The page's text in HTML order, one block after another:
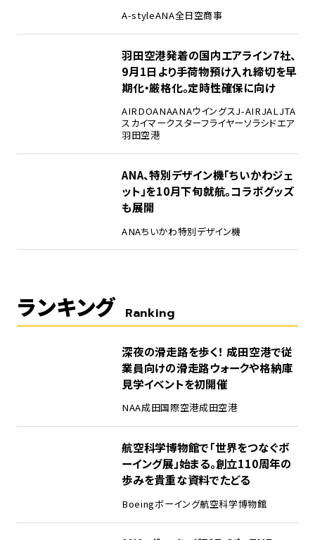
A-styleANA全日空商事
羽田空港発着の国内エアライン7社、
9月1日より手荷物預け入れ締切を早
期化・厳格化。定時性確保に向け
AIRDOANAANAウイングスJ-AIRJALJTA
スカイマークスターフライヤーソラシドエア
羽田空港
ANA、特別デザイン機「ちいかわジェ
ット」を10月下旬就航。コラボグッズ
も展開
ANAちいかわ特別デザイン機
ランキング Ranking
深夜の滑走路を歩く！ 成田空港で従
業員向けの滑走路ウォークや格納庫
見学イベントを初開催
NAA成田国際空港成田空港
航空科学博物館で「世界をつなぐボ
ーイング展」始まる。創立110周年の
歩みを貴重な資料でたどる
Boeingボーイング航空科学博物館